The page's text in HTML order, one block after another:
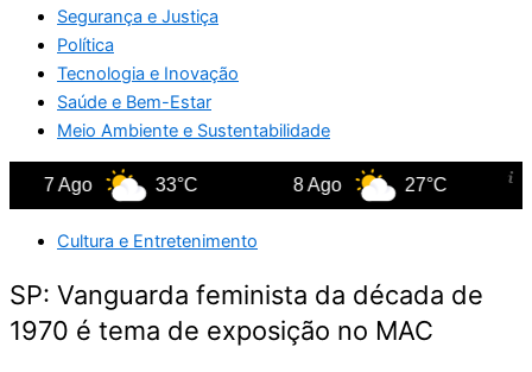
Segurança e Justiça
Política
Tecnologia e Inovação
Saúde e Bem-Estar
Meio Ambiente e Sustentabilidade
7 Ago 33°C 8 Ago 27°C
Cultura e Entretenimento
SP: Vanguarda feminista da década de
1970 é tema de exposição no MAC